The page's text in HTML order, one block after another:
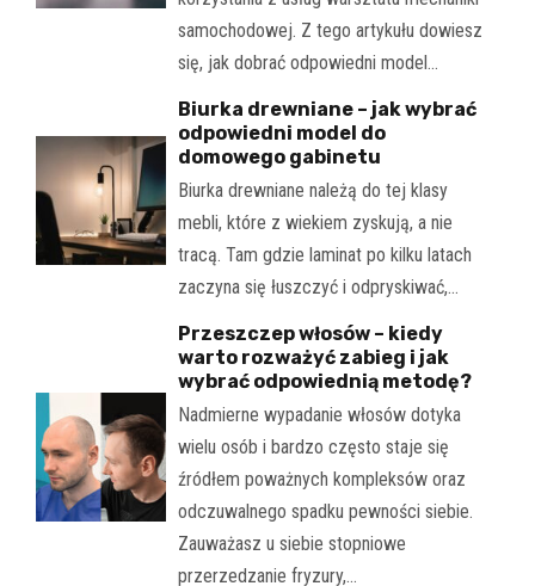
samochodowej. Z tego artykułu dowiesz
się, jak dobrać odpowiedni model…
Biurka drewniane – jak wybrać
odpowiedni model do
domowego gabinetu
Biurka drewniane należą do tej klasy
mebli, które z wiekiem zyskują, a nie
tracą. Tam gdzie laminat po kilku latach
zaczyna się łuszczyć i odpryskiwać,…
Przeszczep włosów – kiedy
warto rozważyć zabieg i jak
wybrać odpowiednią metodę?
Nadmierne wypadanie włosów dotyka
wielu osób i bardzo często staje się
źródłem poważnych kompleksów oraz
odczuwalnego spadku pewności siebie.
Zauważasz u siebie stopniowe
przerzedzanie fryzury,…